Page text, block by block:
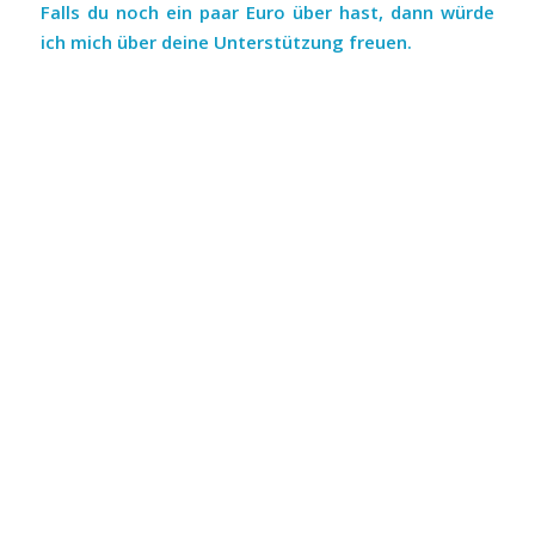
Falls du noch ein paar Euro über hast, dann würde
ich mich über deine Unterstützung freuen.